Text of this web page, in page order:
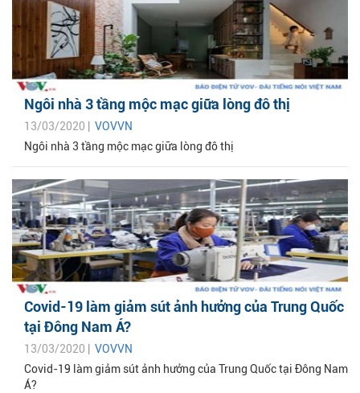
Ngôi nhà 3 tầng mộc mạc giữa lòng đô thị
13/03/2020 | VOVVN
Ngôi nhà 3 tầng mộc mạc giữa lòng đô thị
Covid-19 làm giảm sút ảnh hưởng của Trung Quốc
tại Đông Nam Á?
13/03/2020 | VOVVN
Covid-19 làm giảm sút ảnh hưởng của Trung Quốc tại Đông Nam
Á?